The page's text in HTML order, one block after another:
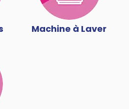
Machine à Laver